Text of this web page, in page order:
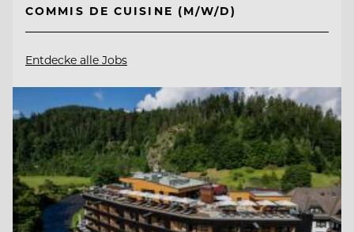
COMMIS DE CUISINE (M/W/D)
Entdecke alle Jobs